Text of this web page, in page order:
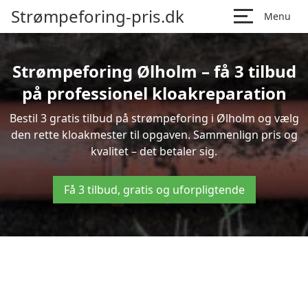
Strømpeforing-pris.dk Menu
Strømpeforing Ølholm – få 3 tilbud
på professionel kloakreparation
Bestil 3 gratis tilbud på strømpeforing i Ølholm og vælg
den rette kloakmester til opgaven. Sammenlign pris og
kvalitet – det betaler sig.
Få 3 tilbud, gratis og uforpligtende